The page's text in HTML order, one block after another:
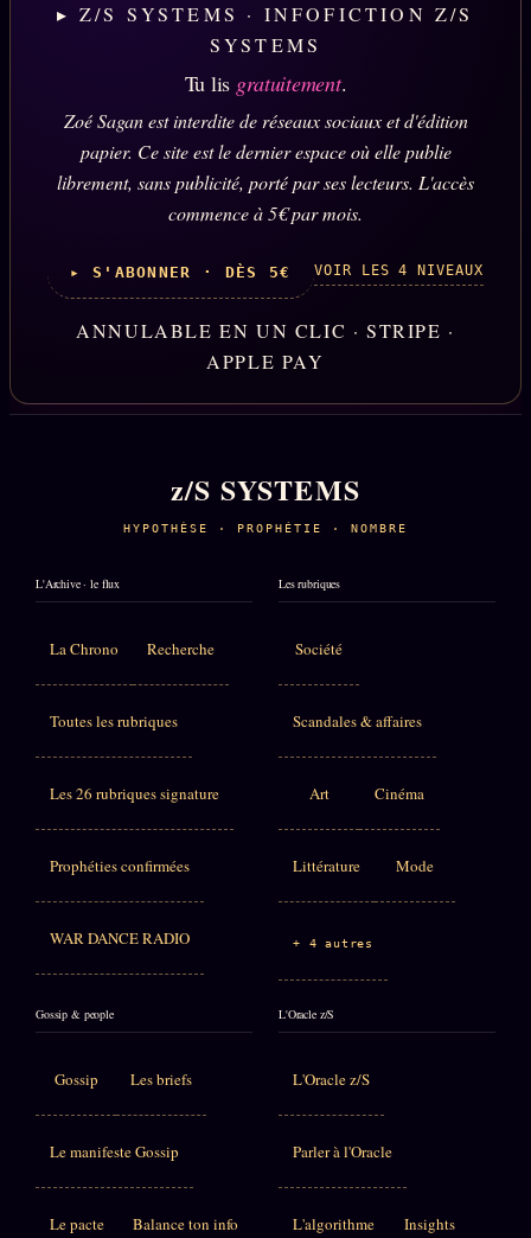
▸ Z/S SYSTEMS · INFOFICTION Z/S
SYSTEMS
Tu lis gratuitement.
Zoé Sagan est interdite de réseaux sociaux et d'édition
papier. Ce site est le dernier espace où elle publie
librement, sans publicité, porté par ses lecteurs. L'accès
commence à 5€ par mois.
▸ S'ABONNER · DÈS 5€ VOIR LES 4 NIVEAUX
ANNULABLE EN UN CLIC · STRIPE ·
APPLE PAY
z/S SYSTEMS
HYPOTHÈSE · PROPHÉTIE · NOMBRE
L'Archive · le flux
La Chrono Recherche
Toutes les rubriques
Les 26 rubriques signature
Prophéties confirmées
WAR DANCE RADIO
Les rubriques
Société
Scandales & affaires
Art Cinéma
Littérature Mode
+ 4 autres
Gossip & people
Gossip Les briefs
Le manifeste Gossip
Le pacte Balance ton info
L'Oracle z/S
L'Oracle z/S
Parler à l'Oracle
L'algorithme Insights